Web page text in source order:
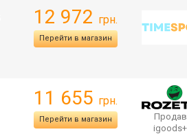
12 972 грн.
Перейти в магазин
11 655 грн.
Перейти в магазин